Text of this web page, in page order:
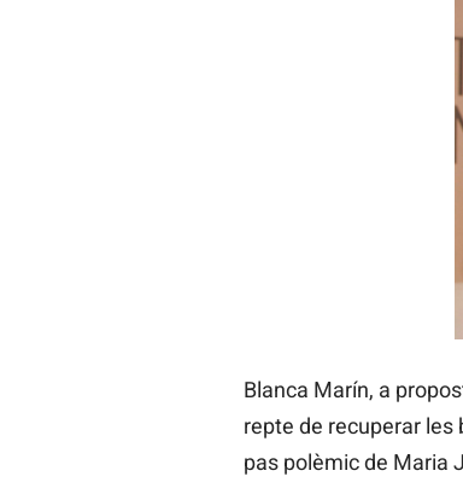
Blanca Marín, a
repte de recuperar
pas polèmic de Maria